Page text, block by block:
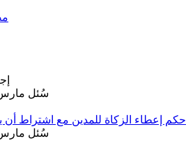
سُئل مارس 24،
5959 - حكم إعطاء الزكاة للمدين مع اشتراط أن
سُئل مارس 24،